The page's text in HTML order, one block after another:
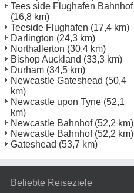
Tees side Flughafen Bahnhof
(16,8 km)
Teeside Flughafen (17,4 km)
Darlington (24,3 km)
Northallerton (30,4 km)
Bishop Auckland (33,3 km)
Durham (34,5 km)
Newcastle Gateshead (50,4
km)
Newcastle upon Tyne (52,1
km)
Newcastle Bahnhof(52,2 km)
Newcastle Bahnhof(52,2 km)
Gateshead (53,7 km)
Beliebte Reiseziele